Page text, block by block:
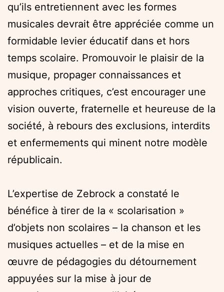
qu’ils entretiennent avec les formes
musicales devrait être appréciée comme un
formidable levier éducatif dans et hors
temps scolaire. Promouvoir le plaisir de la
musique, propager connaissances et
approches critiques, c’est encourager une
vision ouverte, fraternelle et heureuse de la
société, à rebours des exclusions, interdits
et enfermements qui minent notre modèle
républicain.
L’expertise de Zebrock a constaté le
bénéfice à tirer de la « scolarisation »
d’objets non scolaires – la chanson et les
musiques actuelles – et de la mise en
œuvre de pédagogies du détournement
appuyées sur la mise à jour de